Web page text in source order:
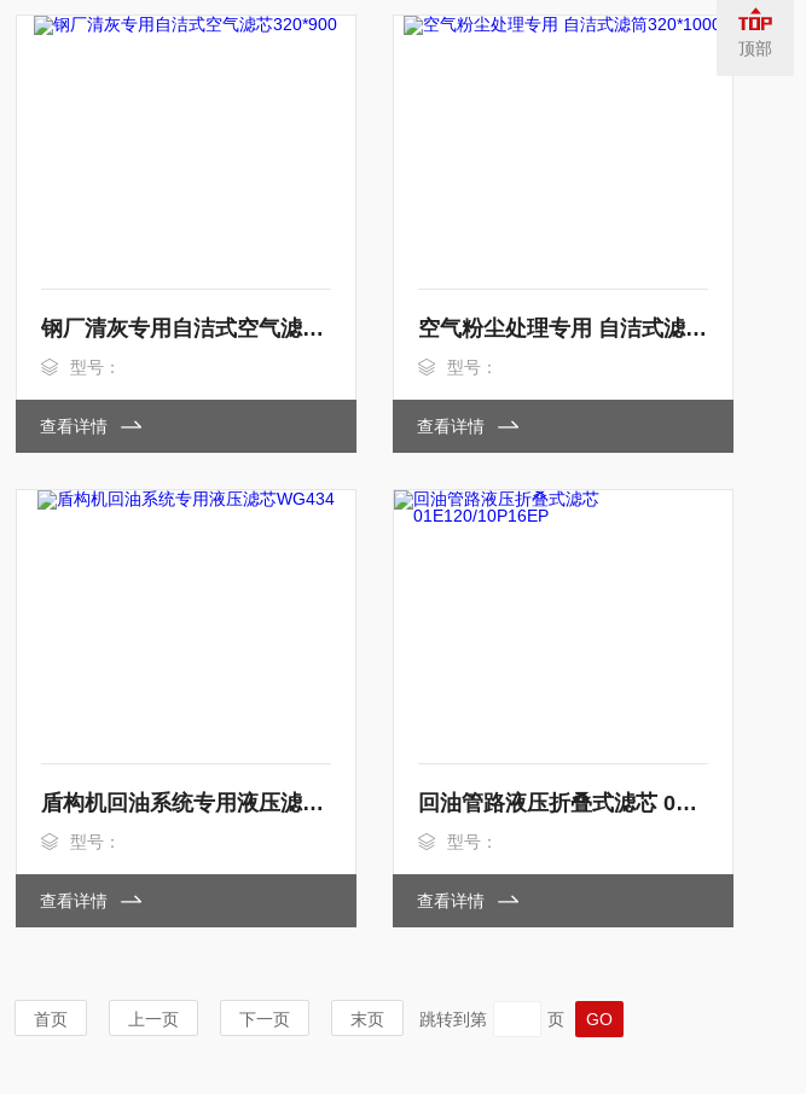
钢厂清灰专用自洁式空气滤芯320*900
型号：
查看详情
空气粉尘处理专用 自洁式滤筒320*1000
型号：
查看详情
盾构机回油系统专用液压滤芯WG434
型号：
查看详情
回油管路液压折叠式滤芯 01E120/10P16EP
型号：
查看详情
首页 上一页 下一页 末页 跳转到第 页
顶部